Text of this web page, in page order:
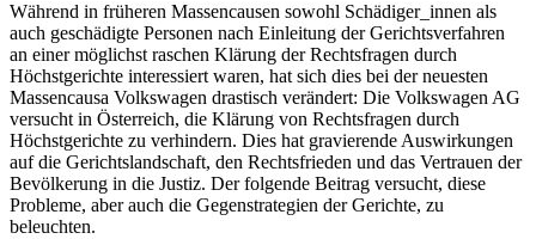
Während in früheren Massencausen sowohl Schädiger_innen als
auch geschädigte Personen nach Einleitung der Gerichtsverfahren
an einer möglichst raschen Klärung der Rechtsfragen durch
Höchstgerichte interessiert waren, hat sich dies bei der neuesten
Massencausa Volkswagen drastisch verändert: Die Volkswagen AG
versucht in Österreich, die Klärung von Rechtsfragen durch
Höchstgerichte zu verhindern. Dies hat gravierende Auswirkungen
auf die Gerichtslandschaft, den Rechtsfrieden und das Vertrauen der
Bevölkerung in die Justiz. Der folgende Beitrag versucht, diese
Probleme, aber auch die Gegenstrategien der Gerichte, zu
beleuchten.